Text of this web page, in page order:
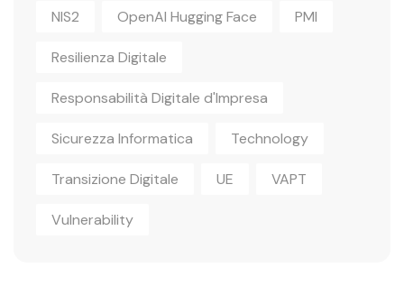
NIS2 OpenAI Hugging Face PMI
Resilienza Digitale
Responsabilità Digitale d'Impresa
Sicurezza Informatica Technology
Transizione Digitale UE VAPT
Vulnerability